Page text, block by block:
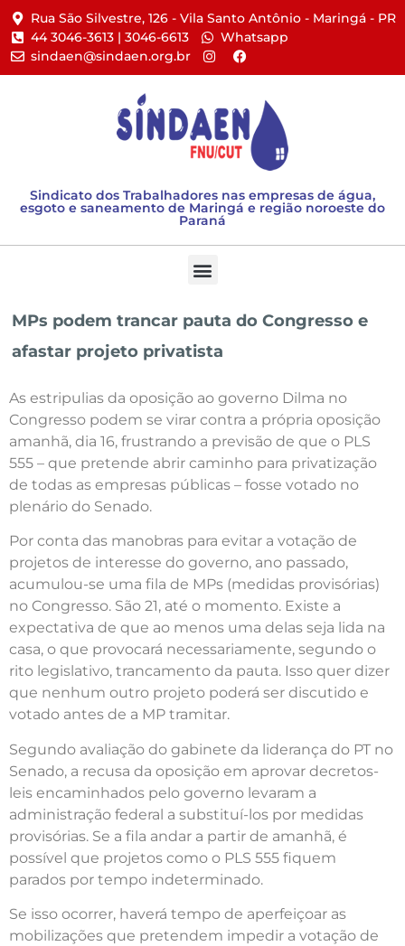
Rua São Silvestre, 126 - Vila Santo Antônio - Maringá - PR​
44 3046-3613 | 3046-6613​
Whatsapp
sindaen@sindaen.org.br
Sindicato dos Trabalhadores nas empresas de água,
esgoto e saneamento de Maringá e região noroeste do
Paraná
MPs podem trancar pauta do Congresso e
afastar projeto privatista
As estripulias da oposição ao governo Dilma no
Congresso podem se virar contra a própria oposição
amanhã, dia 16, frustrando a previsão de que o PLS
555 – que pretende abrir caminho para privatização
de todas as empresas públicas – fosse votado no
plenário do Senado.
Por conta das manobras para evitar a votação de
projetos de interesse do governo, ano passado,
acumulou-se uma fila de MPs (medidas provisórias)
no Congresso. São 21, até o momento. Existe a
expectativa de que ao menos uma delas seja lida na
casa, o que provocará necessariamente, segundo o
rito legislativo, trancamento da pauta. Isso quer dizer
que nenhum outro projeto poderá ser discutido e
votado antes de a MP tramitar.
Segundo avaliação do gabinete da liderança do PT no
Senado, a recusa da oposição em aprovar decretos-
leis encaminhados pelo governo levaram a
administração federal a substituí-los por medidas
provisórias. Se a fila andar a partir de amanhã, é
possível que projetos como o PLS 555 fiquem
parados por tempo indeterminado.
Se isso ocorrer, haverá tempo de aperfeiçoar as
mobilizações que pretendem impedir a votação de